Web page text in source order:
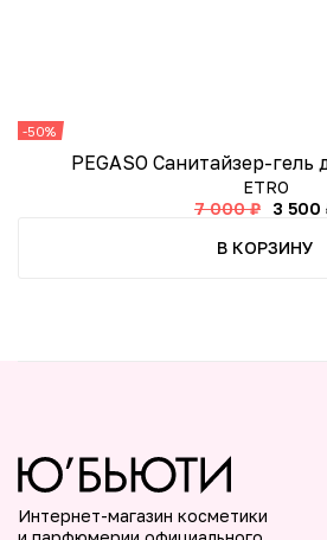
-50%
PEGASO Санитайзер-гель
ETRO
7 000 ₽
3 500
В КОРЗИНУ
Интернет-магазин косметики